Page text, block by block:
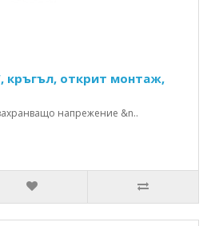
кръгъл, открит монтаж,
напрежение &n..